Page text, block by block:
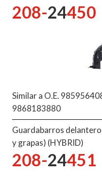
208-24450
Similar a O.E.
9868183880
Guardabarros
y grapas) (HYBRID)
208-24451